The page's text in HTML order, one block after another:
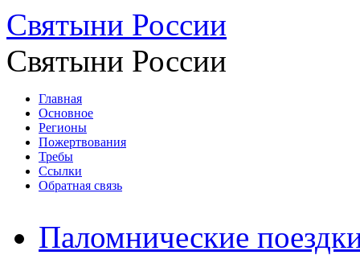
Святыни России
Святыни России
Главная
Основное
Регионы
Пожертвования
Требы
Ссылки
Обратная связь
Паломнические